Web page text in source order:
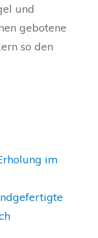
und
gebotene
so den
im